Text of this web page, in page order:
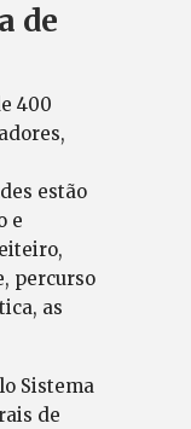
de
400
estão
e
percurso
as
Sistema
de